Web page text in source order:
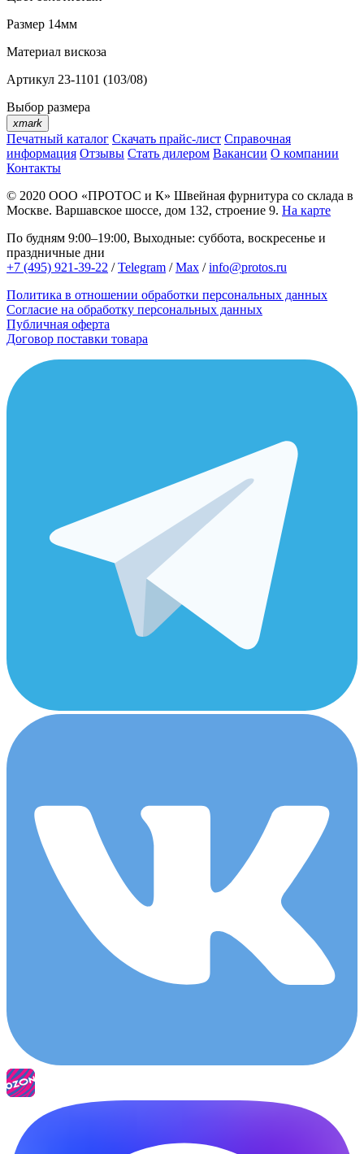
Размер 14мм
Материал вискоза
Артикул 23-1101 (103/08)
Выбор размера
xmark
Печатный каталог Скачать прайс-лист Справочная
информация Отзывы Стать дилером Вакансии О компании
Контакты
© 2020 ООО «ПРОТОС и К» Швейная фурнитура со склада в
Москве. Варшавское шоссе, дом 132, строение 9. На карте
По будням 9:00–19:00, Выходные: суббота, воскресенье и
праздничные дни
+7 (495) 921-39-22 /Telegram /Max /info@protos.ru
Политика в отношении обработки персональных данных
Согласие на обработку персональных данных
Публичная оферта
Договор поставки товара